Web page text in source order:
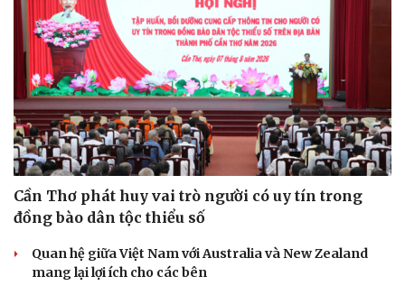
Cần Thơ phát huy vai trò người có uy tín trong
đồng bào dân tộc thiểu số
Quan hệ giữa Việt Nam với Australia và New Zealand
mang lại lợi ích cho các bên